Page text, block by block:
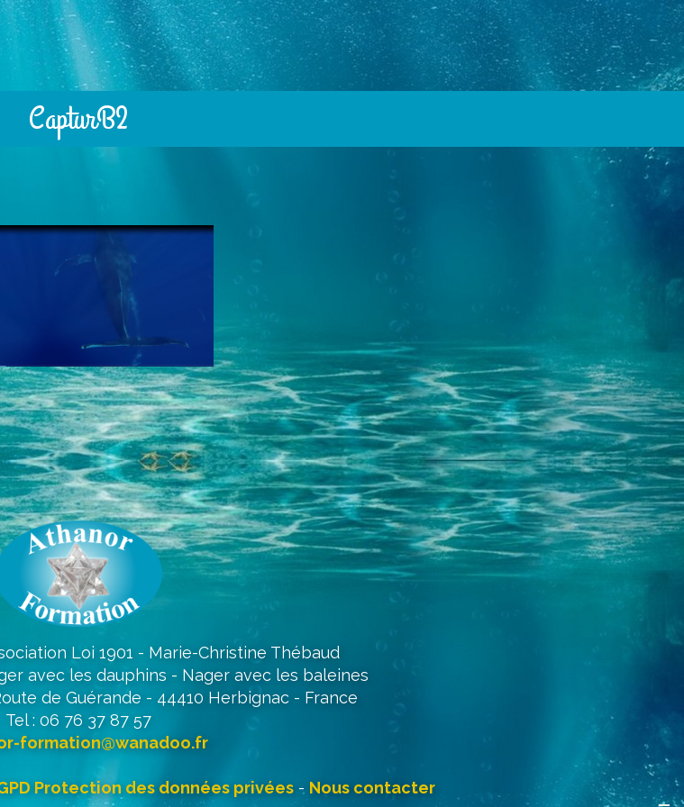
CapturB2
Loi 1901 - Marie-Christine Thébaud
avec les dauphins - Nager avec les baleines
de Guérande - 44410 Herbignac - France
Tel : 06 76 37 87 57
formation@wanadoo.fr
Protection des données privées- Nous contacter